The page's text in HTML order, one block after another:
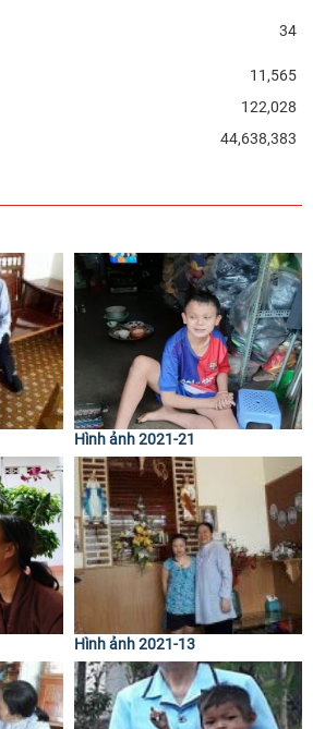
34
11,565
122,028
44,638,383
Hình ảnh 2021-21
Hình ảnh 2021-13